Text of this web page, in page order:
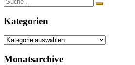
nach:
Kategorien
Kategorien
Monatsarchive